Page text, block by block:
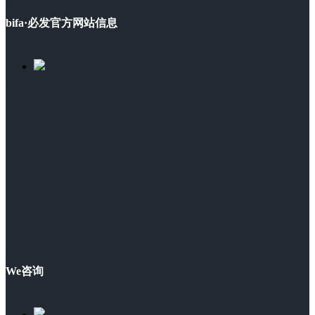
bifa·必发官方网站信息
We咨询